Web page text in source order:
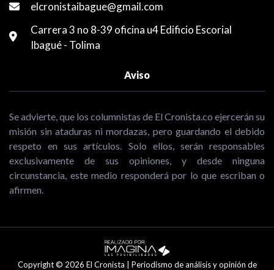
elcronistaibague@gmail.com
Carrera 3 no 8-39 oficina u4 Edificio Escorial
Ibagué - Tolima
Aviso
Se advierte, que los columnistas de El Cronista.co ejercerán su
misión sin ataduras ni mordazas, pero guardando el debido
respeto en sus artículos. Solo ellos, serán responsables
exclusivamente de sus opiniones, y desde ninguna
circunstancia, este medio responderá por lo que escriban o
afirmen.
Copyright © 2026 El Cronista | Periodismo de análisis y opinión de